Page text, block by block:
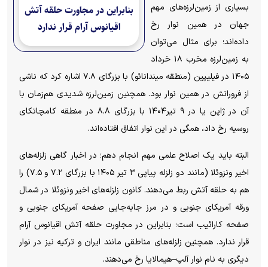
بنابراین در مجاورت حلقه آتش
اقیانوس آرام قرار ندارد
بسیاری از زمین‌لرزه‌های مهم
جهان در همین نوار رخ
داده‌اند؛ برای مثال می‌توان
به زمین‌لرزه مخرب ۱۸ خرداد
۱۴۰۵ در فیلیپین (منطقه میندانائو) با بزرگای ۷.۸ اشاره کرد که ناشی
از فرورانش در همین نوار بود. همچنین زمین‌لرزه شدیدی هم‌زمان با
آن در ژاپن یا در ۹ تیر۱۴۰۴ با بزرگای ۸.۸ در منطقه کامچاتکای
روسیه رخ داد، همگی در این نوار اتفاق افتاده‌اند.
البته باید یک اصلاح علمی مهم انجام دهم؛ در اخبار گاهی زلزله‌های
اخیر ونزوئلا (مانند دو زلزله پیاپی ۳ تیر ۱۴۰۵ با بزرگای ۷.۲ و ۷.۵) را
هم به حلقه آتش ربط می‌دهند. کانون زلزله‌های اخیر ونزوئلا در شمال
ورقه آمریکای جنوبی و در مرز جابه‌جایی صفحه آمریکای جنوبی و
صفحه کارائیب است؛ بنابراین در مجاورت حلقه آتش اقیانوس آرام
قرار ندارد. همچنین زلزله‌های مناطقی مانند ایران و ترکیه نیز در نوار
دیگری به نام نوار آلپ–هیمالایا رخ می‌دهند.